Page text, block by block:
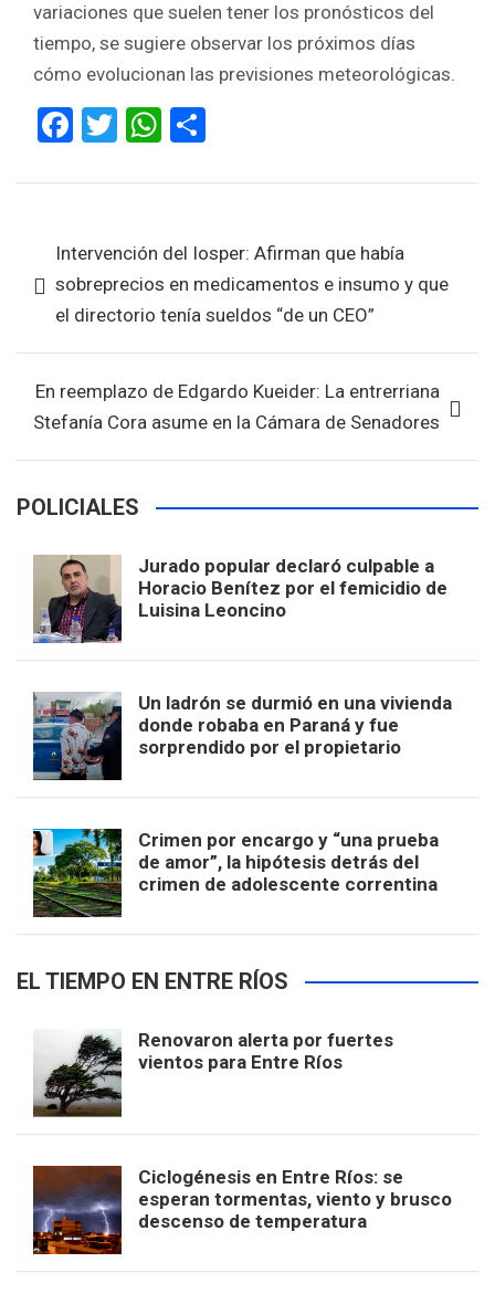
variaciones que suelen tener los pronósticos del
tiempo, se sugiere observar los próximos días
cómo evolucionan las previsiones meteorológicas.
F
ce
o
o
T
tt
W
at
A
p
ar
entradas
Intervención del Iosper: Afirman que había
sobreprecios en medicamentos e insumo y que
el directorio tenía sueldos “de un CEO”
En reemplazo de Edgardo Kueider: La entrerriana
Stefanía Cora asume en la Cámara de Senadores
POLICIALES
Jurado popular declaró culpable a
Horacio Benítez por el femicidio de
Luisina Leoncino
Un ladrón se durmió en una vivienda
donde robaba en Paraná y fue
sorprendido por el propietario
Crimen por encargo y “una prueba
de amor”, la hipótesis detrás del
crimen de adolescente correntina
EL TIEMPO EN ENTRE RÍOS
Renovaron alerta por fuertes
vientos para Entre Ríos
Ciclogénesis en Entre Ríos: se
esperan tormentas, viento y brusco
descenso de temperatura